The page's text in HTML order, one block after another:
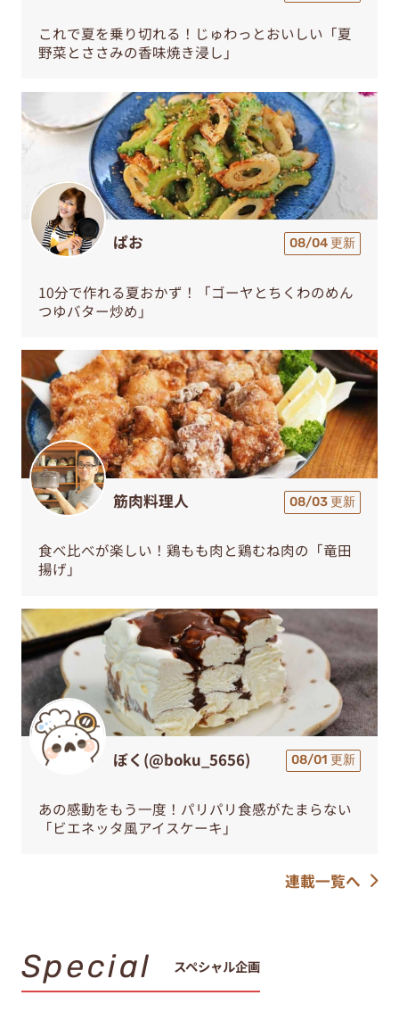
これで夏を乗り切れる！じゅわっとおいしい「夏
野菜とささみの香味焼き浸し」
ぱお 08/04 更新
10分で作れる夏おかず！「ゴーヤとちくわのめん
つゆバター炒め」
筋肉料理人 08/03 更新
食べ比べが楽しい！鶏もも肉と鶏むね肉の「竜田
揚げ」
ぼく(@boku_5656) 08/01 更新
あの感動をもう一度！パリパリ食感がたまらない
「ビエネッタ風アイスケーキ」
連載一覧へ
Special スペシャル企画